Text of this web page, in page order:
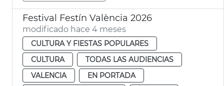
Festival Festín València 2026
modificado hace 4 meses
CULTURA Y FIESTAS POPULARES
CULTURA
TODAS LAS AUDIENCIAS
VALENCIA
EN PORTADA